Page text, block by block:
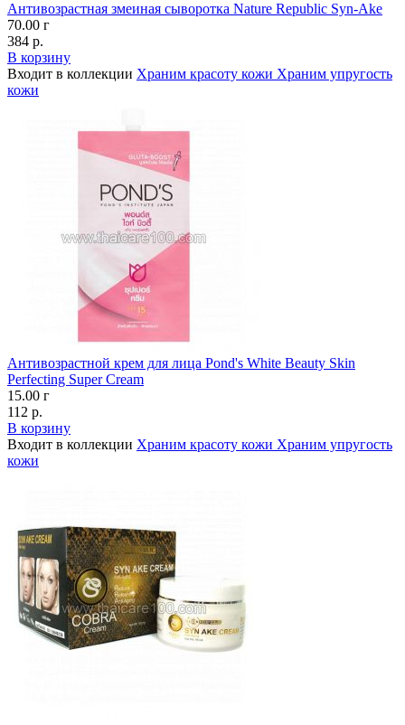
Антивозрастная змеиная сыворотка Nature Republic Syn-Ake
70.00 г
384 р.
В корзину
Входит в коллекции Храним красоту кожи Храним упругость
кожи
Антивозрастной крем для лица Pond's White Beauty Skin
Perfecting Super Cream
15.00 г
112 р.
В корзину
Входит в коллекции Храним красоту кожи Храним упругость
кожи